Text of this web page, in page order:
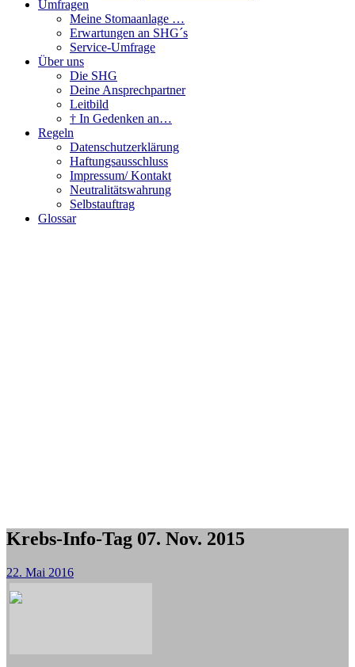
Umfragen
Meine Stomaanlage …
Erwartungen an SHG´s
Service-Umfrage
Über uns
Die SHG
Deine Ansprechpartner
Leitbild
† In Gedenken an…
Regeln
Datenschutzerklärung
Haftungsausschluss
Impressum/ Kontakt
Neutralitätswahrung
Selbstauftrag
Glossar
Krebs-Info-Tag 07. Nov. 2015
22. Mai 2016